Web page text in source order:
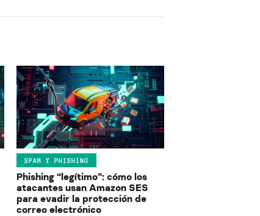
SPAM Y PHISHING
Phishing “legítimo”: cómo los
atacantes usan Amazon SES
para evadir la protección de
correo electrónico